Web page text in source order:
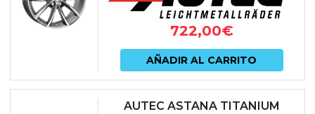
722,00€
AÑADIR AL CARRITO
AUTEC ASTANA TITANIUM